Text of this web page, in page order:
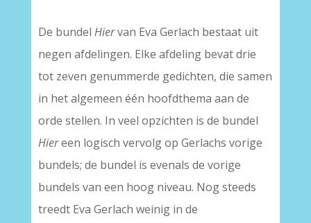
De bundel Hiervan Eva Gerlach bestaat uit
negen afdelingen. Elke afdeling bevat drie
tot zeven genummerde gedichten, die samen
in het algemeen één hoofdthema aan de
orde stellen. In veel opzichten is de bundel
Hiereen logisch vervolg op Gerlachs vorige
bundels; de bundel is evenals de vorige
bundels van een hoog niveau. Nog steeds
treedt Eva Gerlach weinig in de